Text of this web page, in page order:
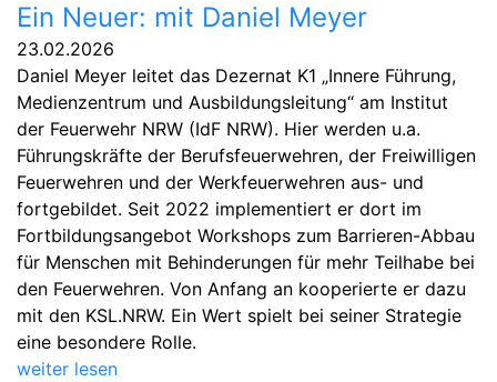
Ein Neuer: mit Daniel Meyer
23.02.2026
Daniel Meyer leitet das Dezernat K1 „Innere Führung,
Medienzentrum und Ausbildungsleitung“ am Institut
der Feuerwehr NRW (IdF NRW). Hier werden u.a.
Führungskräfte der Berufsfeuerwehren, der Freiwilligen
Feuerwehren und der Werkfeuerwehren aus- und
fortgebildet. Seit 2022 implementiert er dort im
Fortbildungsangebot Workshops zum Barrieren-Abbau
für Menschen mit Behinderungen für mehr Teilhabe bei
den Feuerwehren. Von Anfang an kooperierte er dazu
mit den KSL.NRW. Ein Wert spielt bei seiner Strategie
eine besondere Rolle.
weiter lesen